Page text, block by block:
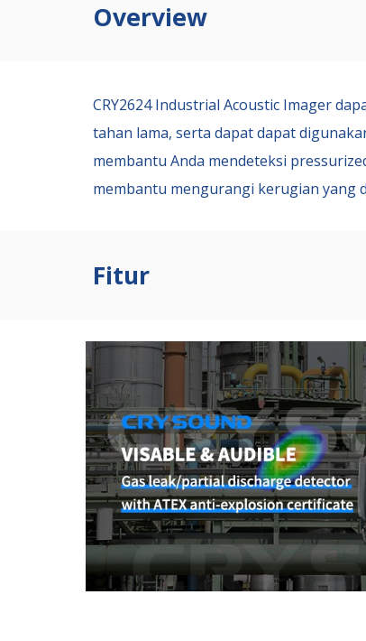
Overview
CRY2624 Industrial Acoustic Imager
tahan lama, serta dapatdapat
membantu Anda mendeteksi
membantu mengurangi kerugian yang
Fitur